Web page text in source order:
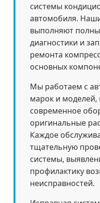
системы
автомобиля.
выполняют
диагностики и
ремонта
основных
Мы работаем с
марок и моделей,
современное
оригинальные
Каждое
тщательную
системы,
профилактику
неисправностей.